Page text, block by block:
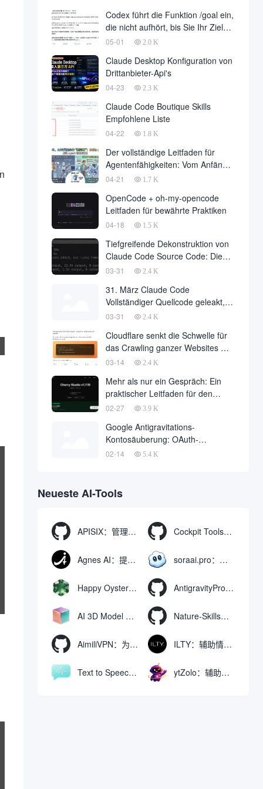
im Namen der Entwicklungsfirma
zu einer großen Anzahl von fallen
Codex führt die Funktion /goal ein,
die nicht aufhört, bis Sie Ihr Ziel
erreicht haben
05-01 2.0 K
Claude Desktop Konfiguration von
Drittanbieter-Api's
04-23 2.3 K
Claude Code Boutique Skills
Empfohlene Liste
04-22 1.8 K
Der vollständige Leitfaden für
Agentenfähigkeiten: Vom Anfänger
zum Meister
04-21 1.7 K
OpenCode + oh-my-opencode
Leitfaden für bewährte Praktiken
04-18 1.5 K
Tiefgreifende Dekonstruktion von
Claude Code Source Code: Die
Philosophie der
Zeilen Code
03-31 2.4 K
31. März Claude Code
Vollständiger Quellcode geleakt,
510.000 Zeilen Kerncode über das
03-31 2.4 K
Cloudflare senkt die Schwelle für
das Crawling ganzer Websites mit
einer einzigen API-Anfrage auf
03-14 2.4 K
Mehr als nur ein Gespräch: Ein
praktischer Leitfaden für den
Einsatz von OpenClaw in Cherry
02-27 3.9 K
Google Antigravitations-
Kontosäuberung: OAuth-
Missbrauch löst massive
02-14 5.4 K
Neueste AI-Tools
APISIX：管理和代理API及大模型流量的高性能网关 Cockpit Tools：管理多个AI编程IDE账号与配置多开独立实例的本地桌面应用
Agnes AI：提供全模态模型免费API、支持图文视频生成与复杂工程执行的智能体平台 soraai.pro：支持多模型文字转视频和图像生成的在线创作工具
Happy Oyster AI：生成可交互式3D虚拟世界与视频的大模型 AntigravityProxyLauncher：免TUN全局代理使用Antigravity IDE
AI 3D Model Generator：通过文本和图像快速生成3D模型的在线工具 Nature-Skills：辅助撰写学术论文和绘制科研图表的智能体插件
AimiliVPN：为Linux提供纯净出站家庭IP的VPN代理网关 ILTY：辅助情绪疏导与提供行动建议的AI陪伴工具
Text to Speech AI：支持多说话人与情感控制的文字转语音工具 ytZolo：辅助创建和优化YouTube视频内容的生成工具